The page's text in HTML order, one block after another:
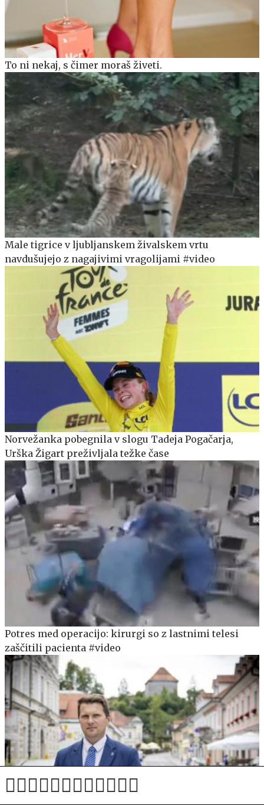
To ni nekaj, s čimer moraš živeti.
Male tigrice v ljubljanskem živalskem vrtu
navdušujejo z nagajivimi vragolijami #video
Norvežanka pobegnila v slogu Tadeja Pogačarja,
Urška Žigart preživljala težke čase
Potres med operacijo: kirurgi so z lastnimi telesi
zaščitili pacienta #video